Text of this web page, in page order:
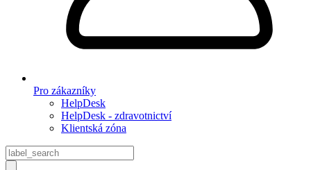
Pro zákazníky
HelpDesk
HelpDesk - zdravotnictví
Klientská zóna